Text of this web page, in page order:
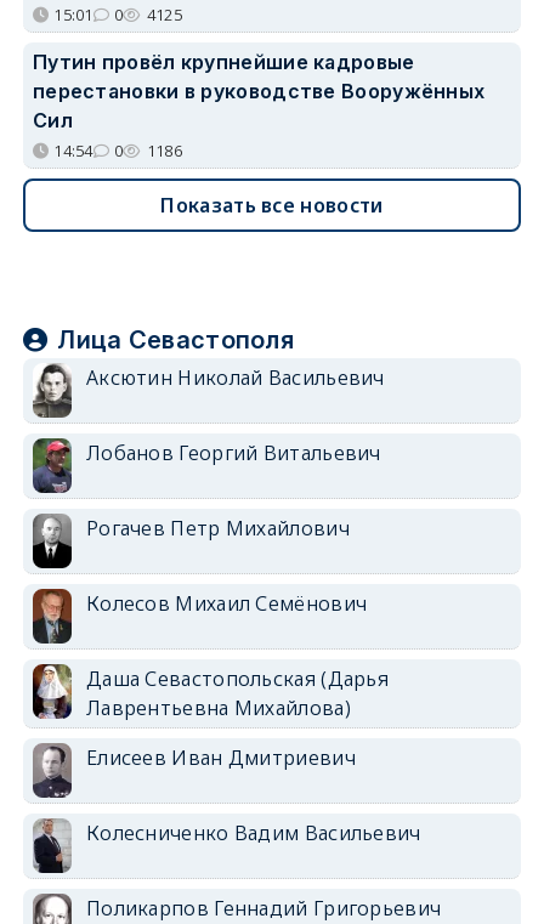
15:01 0 4125
Путин провёл крупнейшие кадровые
перестановки в руководстве Вооружённых
Сил
14:54 0 1186
Показать все новости
Лица Севастополя
Аксютин Николай Васильевич
Лобанов Георгий Витальевич
Рогачев Петр Михайлович
Колесов Михаил Семёнович
Даша Севастопольская (Дарья
Лаврентьевна Михайлова)
Елисеев Иван Дмитриевич
Колесниченко Вадим Васильевич
Поликарпов Геннадий Григорьевич